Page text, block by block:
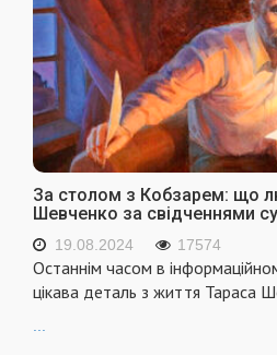
За столом з Кобзарем: що
Шевченко за свідченнями
19.08.2024 17574
Останнім часом в
цікава деталь з життя Тараса